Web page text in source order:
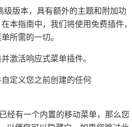
级版本，具有额外的主题和附加功
本指南中，我们将使用免费插件，
所需的一切。
激活响应式菜单插件。
定义您之前创建的任何
经有一个内置的移动菜单，那么您